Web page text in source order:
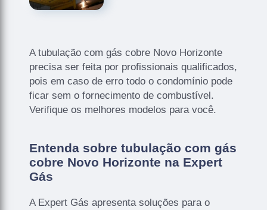
A tubulação com gás cobre Novo Horizonte
precisa ser feita por profissionais qualificados,
pois em caso de erro todo o condomínio pode
ficar sem o fornecimento de combustível.
Verifique os melhores modelos para você.
Entenda sobre tubulação com gás
cobre Novo Horizonte na Expert
Gás
A Expert Gás apresenta soluções para o